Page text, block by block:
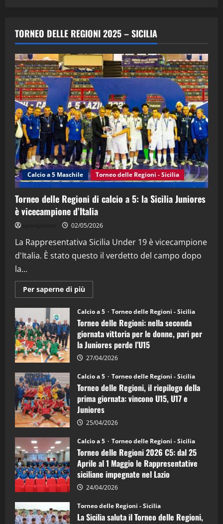
2
“SportEmpire” in Podcast: 29^ Puntata
(Martedi 28 Aprile 2026)
3
"SportEmpire" in Podcast
“SportEmpire” in Podcast: 28^ Puntata
(Martedi 21 Aprile 2026)
21/04/2026
4
"SportEmpire" in Podcast Sport News
“SportEmpire” in Podcast: 27^ Puntata
(Martedi 14 Aprile 2026)
15/04/2026
"SportEmpire" in Podcast
“SportEmpire” in Podcast: 26^ Puntata
08/04/2026
TORNEO DELLE REGIONI 2025 – SICILIA
Calcio a 5 Maschile Torneo delle Regioni - Sicilia
Torneo delle Regioni di calcio a 5: la Sicilia Juniores
è vicecampione d’Italia
02/05/2026
La Rappresentativa Sicilia Under 19 è vicecampione
d'Italia. È stato questo il verdetto del campo dopo
la...
Per saperne di più
informazioni
Torneo
delle
Regioni
di
calcio
a
5:
la
Juniores
è
vicecampione
d’Italia
Calcio a 5 Torneo delle Regioni - Sicilia
Torneo delle Regioni: nella seconda
giornata vittoria per le donne, pari per
la Juniores perde l’U15
27/04/2026
Calcio a 5 Torneo delle Regioni - Sicilia
Torneo delle Regioni, il riepilogo della
prima giornata: vincono U15, U17 e
Juniores
25/04/2026
Calcio a 5 Torneo delle Regioni - Sicilia
Torneo delle Regioni 2026 C5: dal 25
Aprile al 1 Maggio le Rappresentative
siciliane impegnate nel Lazio
24/04/2026
Torneo delle Regioni - Sicilia
La Sicilia saluta il Torneo delle Regioni,